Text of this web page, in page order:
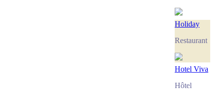
Holiday
Restaurant
Hotel Viva
Hôtel